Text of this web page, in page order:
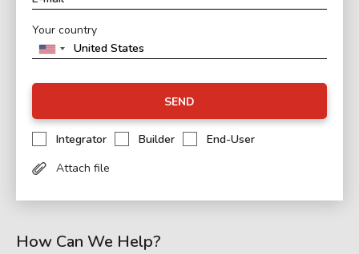
Your country
SEND
Integrator Builder
End-User
Attach file
How Can We Help?